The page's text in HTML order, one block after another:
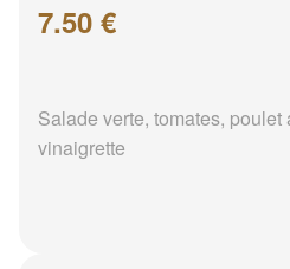
7.50 €
Salade verte, tomates,
vinaigrette